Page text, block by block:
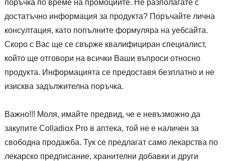
поръчка по време на промоциите. Не разполагате с
достатъчно информация за продукта? Поръчайте лична
консултация, като попълните формуляра на уебсайта.
Скоро с Вас ще се свърже квалифициран специалист,
който ще отговори на всички Ваши въпроси относно
продукта. Информацията се предоставя безплатно и не
изисква задължителна поръчка.
Важно!!! Моля, имайте предвид, че е невъзможно да
закупите Colladiox Pro в аптека, той не е наличен за
свободна продажба. Тук се предлагат само лекарства по
лекарско предписание, хранителни добавки и други